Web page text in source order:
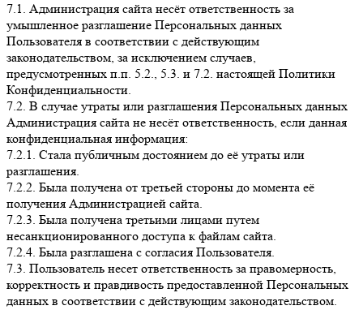
7.1. Администрация сайта несёт ответственность за
умышленное разглашение Персональных данных
Пользователя в соответствии с действующим
законодательством, за исключением случаев,
предусмотренных п.п. 5.2., 5.3. и 7.2. настоящей Политики
Конфиденциальности.
7.2. В случае утраты или разглашения Персональных данных
Администрация сайта не несёт ответственность, если данная
конфиденциальная информация:
7.2.1. Стала публичным достоянием до её утраты или
разглашения.
7.2.2. Была получена от третьей стороны до момента её
получения Администрацией сайта.
7.2.3. Была получена третьими лицами путем
несанкционированного доступа к файлам сайта.
7.2.4. Была разглашена с согласия Пользователя.
7.3. Пользователь несет ответственность за правомерность,
корректность и правдивость предоставленной Персональных
данных в соответствии с действующим законодательством.